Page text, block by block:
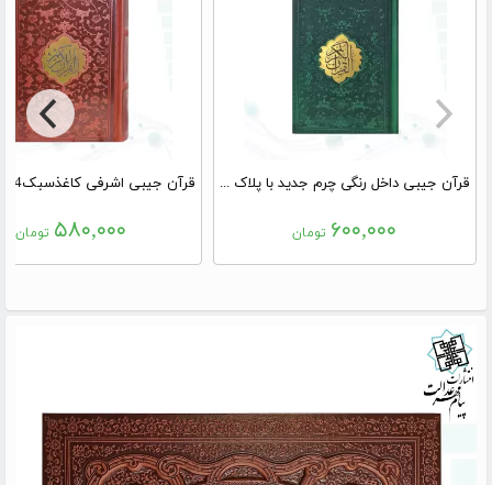
قرآن جیبی داخل رنگی چرم جدید با پلاک وسط
۶۰۰,۰۰۰ تومان ۵۸۰,۰۰۰ تومان